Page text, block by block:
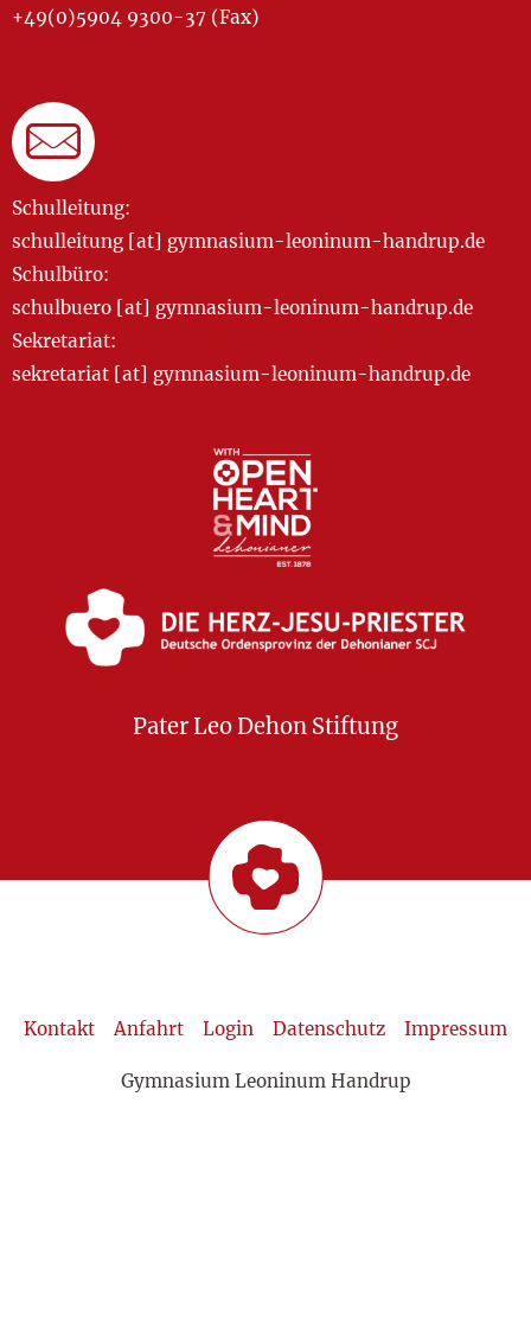
+49(0)5904 9300-37 (Fax)
Schulleitung:
schulleitung [at] gymnasium-leoninum-handrup.de
Schulbüro:
schulbuero [at] gymnasium-leoninum-handrup.de
Sekretariat:
sekretariat [at] gymnasium-leoninum-handrup.de
Pater Leo Dehon Stiftung
Kontakt Anfahrt Login Datenschutz Impressum
Gymnasium Leoninum Handrup